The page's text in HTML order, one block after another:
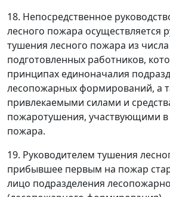
18. Непосредственное
лесного пожара осуществляется
тушения лесного пожара из
подготовленных работников,
принципах единоначалия
лесопожарных формирований, а
привлекаемыми силами и
пожаротушения, участвующими в
пожара.
19. Руководителем тушения
прибывшее первым на пожар
лицо подразделения